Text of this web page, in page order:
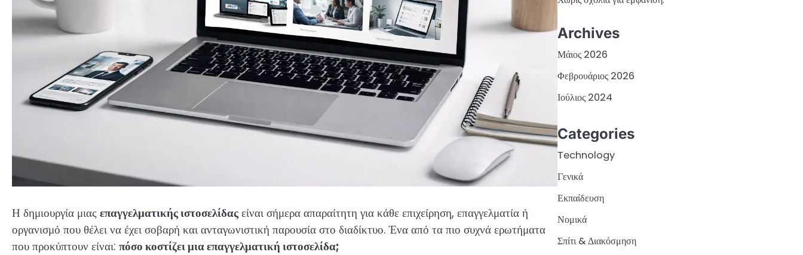
Η δημιουργία μιαςεπαγγελματικής ιστοσελίδαςείναι σήμερα απαραίτητη για κάθε επιχείρηση, επαγγελματία ή
οργανισμό που θέλει να έχει σοβαρή και ανταγωνιστική παρουσία στο διαδίκτυο. Ένα από τα πιο συχνά ερωτήματα
που προκύπτουν είναι: πόσο κοστίζει μια επαγγελματική ιστοσελίδα;
Archives
Μάιος 2026
Φεβρουάριος 2026
Ιούλιος 2024
Categories
Technology
Γενικά
Εκπαίδευση
Νομικά
Σπίτι & Διακόσμηση